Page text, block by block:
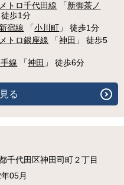
トロ千代田線 「新御茶ノ
徒歩1分
宿線 「小川町 」 徒歩1分
トロ銀座線 「神田 」 徒歩5
線 「神田 」 徒歩6分
る
千代田区神田司町２丁目
05月